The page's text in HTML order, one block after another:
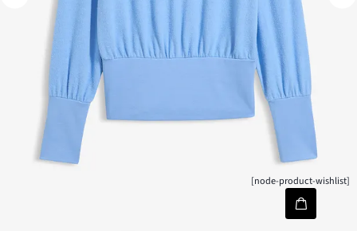
[node-product-wishlist]